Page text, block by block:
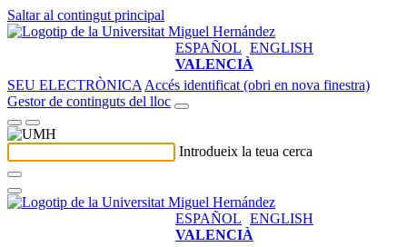
Saltar al contingut principal
ESPAÑOL ENGLISH
VALENCIÀ
SEU ELECTRÒNICA Accés identificat (obri en nova finestra)
Gestor de continguts del lloc
Introdueix la teua cerca
ESPAÑOL ENGLISH
VALENCIÀ